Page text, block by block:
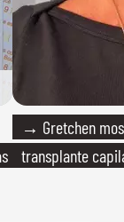
→ Gretchen
transplante